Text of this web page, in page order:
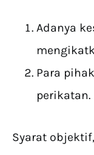
Adanya
Para
perikatan.
Syarat